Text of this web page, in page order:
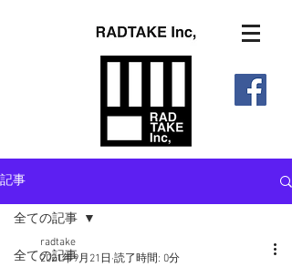
記事
全ての記事
全ての記事
radtake
2021年9月21日 読了時間: 0分